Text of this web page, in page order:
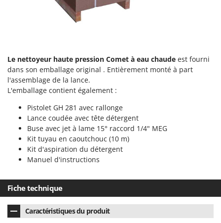
Le nettoyeur haute pression Comet à eau chaude est fourni
dans son emballage original . Entièrement monté à part
l'assemblage de la lance.
L'emballage contient également :
Pistolet GH 281 avec rallonge
Lance coudée avec tête détergent
Buse avec jet à lame 15° raccord 1/4" MEG
Kit tuyau en caoutchouc (10 m)
Kit d'aspiration du détergent
Manuel d'instructions
Fiche technique
Caractéristiques du produit